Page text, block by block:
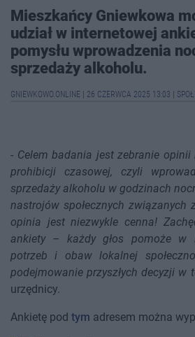
Mieszkańcy Gniewkowa
udział w internetowej
pomysłu wprowadzenia
sprzedaży alkoholu.
GNIEWKOWO.ONLINE 26 CZERWCA 2025 13:03
- Celem badania jest zebranie
prohibicji czasowej, czyli
sprzedaży alkoholu w godzinach
nastrojów społecznych związanych
opinia jest niezwykle cenna!
ankiety – każdy głos pomoże w
potrzeb i obaw lokalnej
podejmowanie przyszłych decyzji w
urzędnicy.
Ankietę pod tym adresem można